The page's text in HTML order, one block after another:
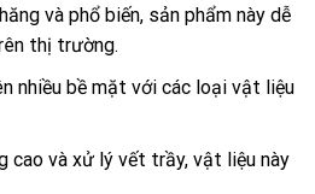
và phổ biến, sản phẩm này dễ
thị trường.
nhiều bề mặt với các loại vật liệu
cao và xử lý vết trầy, vật liệu này